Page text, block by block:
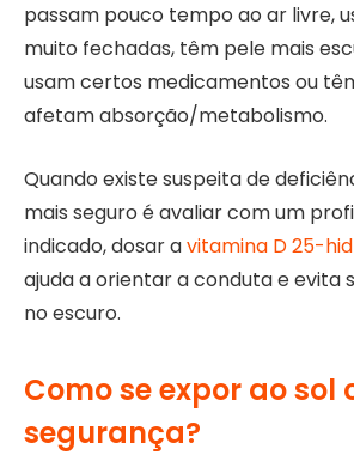
passam pouco tempo ao ar livre,
muito fechadas, têm pele mais
usam certos medicamentos ou
afetam absorção/metabolismo.
Quando existe suspeita de
mais seguro é avaliar com um
indicado, dosar avitamina D 25-
ajuda a orientar a conduta e evita
no escuro.
Como se expor ao sol
segurança?